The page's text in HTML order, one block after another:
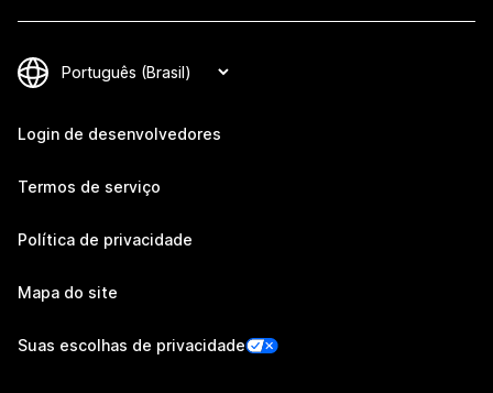
Login de desenvolvedores
Termos de serviço
Política de privacidade
Mapa do site
Suas escolhas de privacidade